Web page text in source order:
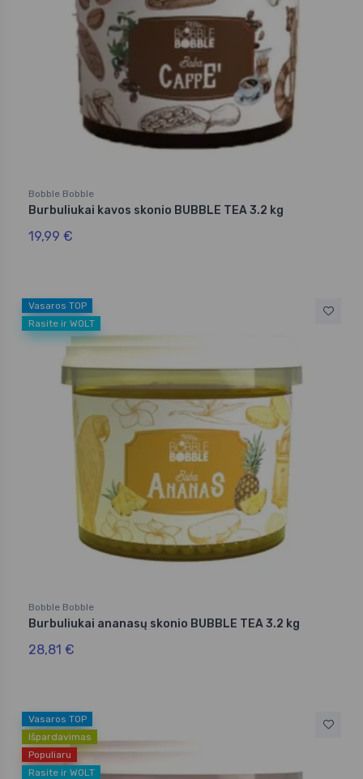
Bobble Bobble
Burbuliukai kavos skonio BUBBLE TEA 3.2 kg
19,99 €
Vasaros TOP
Rasite ir WOLT
Bobble Bobble
Burbuliukai ananasų skonio BUBBLE TEA 3.2 kg
28,81 €
Vasaros TOP
Išpardavimas
Populiaru
Rasite ir WOLT